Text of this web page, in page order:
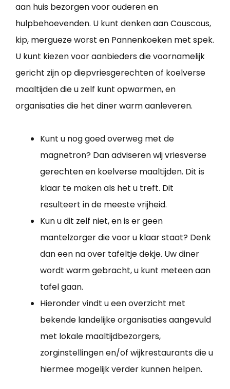
aan huis bezorgen voor ouderen en
hulpbehoevenden. U kunt denken aan Couscous,
kip, mergueze worst en Pannenkoeken met spek.
U kunt kiezen voor aanbieders die voornamelijk
gericht zijn op diepvriesgerechten of koelverse
maaltijden die u zelf kunt opwarmen, en
organisaties die het diner warm aanleveren.
Kunt u nog goed overweg met de
magnetron? Dan adviseren wij vriesverse
gerechten en koelverse maaltijden. Dit is
klaar te maken als het u treft. Dit
resulteert in de meeste vrijheid.
Kun u dit zelf niet, en is er geen
mantelzorger die voor u klaar staat? Denk
dan een na over tafeltje dekje. Uw diner
wordt warm gebracht, u kunt meteen aan
tafel gaan.
Hieronder vindt u een overzicht met
bekende landelijke organisaties aangevuld
met lokale maaltijdbezorgers,
zorginstellingen en/of wijkrestaurants die u
hiermee mogelijk verder kunnen helpen.